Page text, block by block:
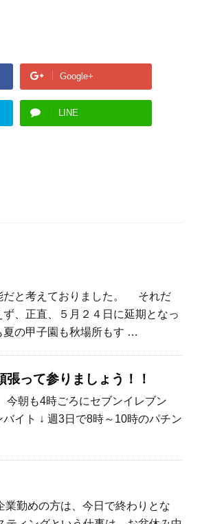
Google+
LINE
だと考えておりました。 それだ
、正直、５月２４日に延期となっ
夏の甲子園も秋場所もす …
って参りましょう！！
朝も4時ごろにセブンイレブン
イト ↓ 週3日で8時～10時のパチン
勤めの方は、今日で終わりとな